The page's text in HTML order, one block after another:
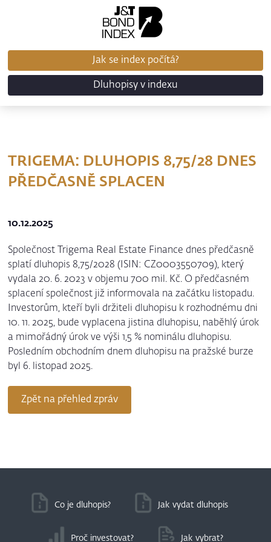
Jak se index počítá?
Dluhopisy v indexu
TRIGEMA: DLUHOPIS 8,75/28 DNES
PŘEDČASNĚ SPLACEN
10.12.2025
Společnost Trigema Real Estate Finance dnes předčasně
splatí dluhopis 8,75/2028 (ISIN: CZ0003550709), který
vydala 20. 6. 2023 v objemu 700 mil. Kč. O předčasném
splacení společnost již informovala na začátku listopadu.
Investorům, kteří byli držiteli dluhopisu k rozhodnému dni
10. 11. 2025, bude vyplacena jistina dluhopisu, naběhlý úrok
a mimořádný úrok ve výši 1,5 % nominálu dluhopisu.
Posledním obchodním dnem dluhopisu na pražské burze
byl 6. listopad 2025.
Zpět na přehled zpráv
Co je dluhopis? Jak vydat dluhopis
Proč investovat? Jak vybrat?